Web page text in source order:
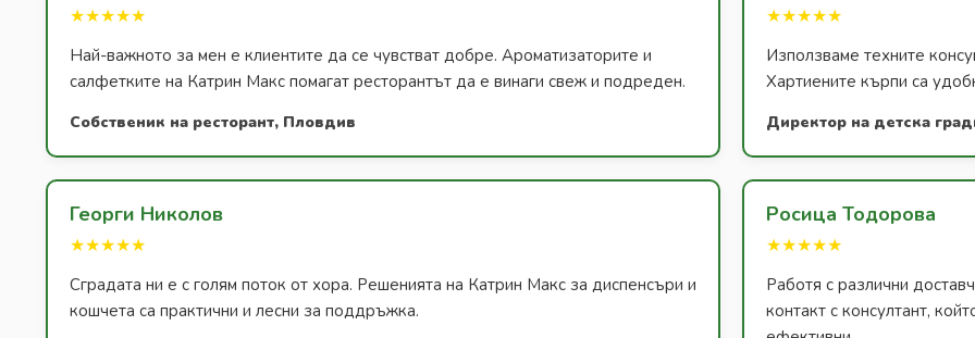
★★★★★
Най-важното за мен е клиентите да се чувстват добре. Ароматизаторите и
салфетките на Катрин Макс помагат ресторантът да е винаги свеж и подреден.
Собственик на ресторант, Пловдив
★★★★★
Използваме техните
Хартиените кърпи са
Директор на детска
Георги Николов
★★★★★
Сградата ни е с голям поток от хора. Решенията на Катрин Макс за диспенсъри и
кошчета са практични и лесни за поддръжка.
Росица Тодорова
★★★★★
Работя с различни
контакт с консултант,